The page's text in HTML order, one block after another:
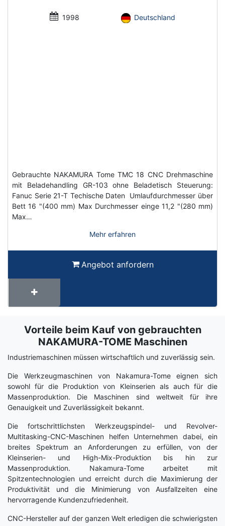
1998 Deutschland
Gebrauchte NAKAMURA Tome TMC 18 CNC Drehmaschine
mit Beladehandling GR-103 ohne Beladetisch Steuerung:
Fanuc Serie 21-T Techische Daten Umlaufdurchmesser über
Bett 16 "(400 mm) Max Durchmesser einge 11,2 "(280 mm)
Max…
Mehr erfahren
Angebot anfordern
TermVorteile beim Kauf von gebrauchten
NAKAMURA-TOME Maschinen
Industriemaschinen müssen wirtschaftlich und zuverlässig sein.
Die Werkzeugmaschinen von Nakamura-Tome eignen sich
sowohl für die Produktion von Kleinserien als auch für die
Massenproduktion. Die Maschinen sind weltweit für ihre
Genauigkeit und Zuverlässigkeit bekannt.
Die fortschrittlichsten Werkzeugspindel- und Revolver-
Multitasking-CNC-Maschinen helfen Unternehmen dabei, ein
breites Spektrum an Anforderungen zu erfüllen, von der
Kleinserien- und High-Mix-Produktion bis hin zur
Massenproduktion. Nakamura-Tome arbeitet mit
Spitzentechnologien und erreicht durch die Maximierung der
Produktivität und die Minimierung von Ausfallzeiten eine
hervorragende Kundenzufriedenheit.
CNC-Hersteller auf der ganzen Welt erledigen die schwierigsten